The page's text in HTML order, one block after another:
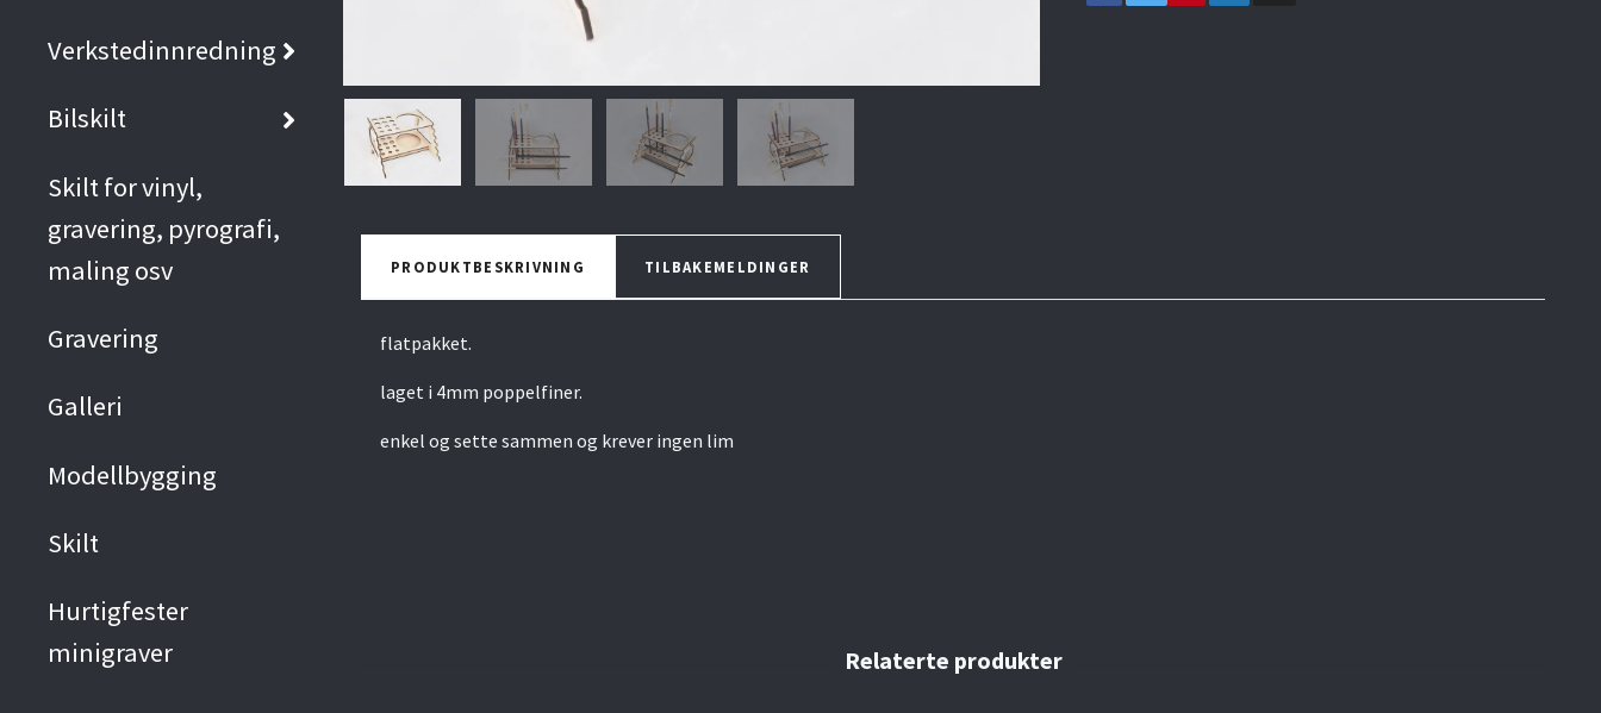
Verkstedinnredning
Bilskilt
Skilt for vinyl,
gravering, pyrografi,
maling osv
Gravering
Galleri
Modellbygging
Skilt
Hurtigfester
minigraver
PRODUKTBESKRIVNING TILBAKEMELDINGER
flatpakket.
laget i 4mm poppelfiner.
enkel og sette sammen og krever ingen lim